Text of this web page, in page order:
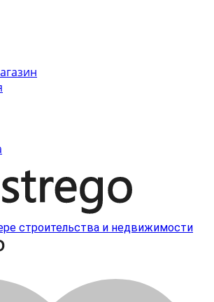
строительства и недвижимости